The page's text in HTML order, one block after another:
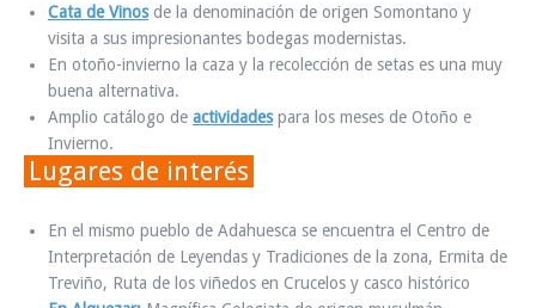
Cata de Vinosde la denominación de origen Somontano y
visita a sus impresionantes bodegas modernistas.
En otoño-invierno la caza y la recolección de setas es una muy
buena alternativa.
Amplio catálogo de actividadespara los meses de Otoño e
Invierno.
Lugares de interés
En el mismo pueblo de Adahuesca se encuentra el Centro de
Interpretación de Leyendas y Tradiciones de la zona, Ermita de
Treviño, Ruta de los viñedos en Crucelos y casco histórico